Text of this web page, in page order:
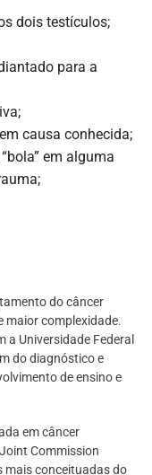
dois testículos;
para a
causa conhecida;
em alguma
do câncer
maior complexidade.
Universidade Federal
do diagnóstico e
de ensino e
em câncer
Commission
mais conceituadas do